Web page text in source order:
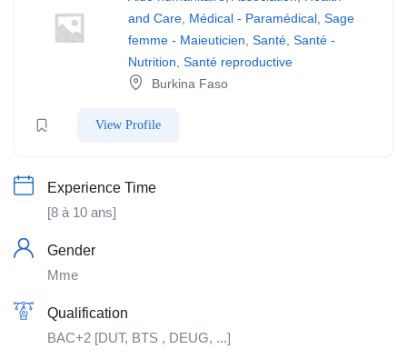
and Care, Médical - Paramédical, Sage
femme - Maieuticien, Santé, Santé -
Nutrition, Santé reproductive
Burkina Faso
View Profile
Experience Time
[8 à 10 ans]
Gender
Mme
Qualification
BAC+2 [DUT, BTS , DEUG, ...]